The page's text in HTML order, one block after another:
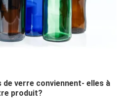
de verre conviennent- elles à
produit?